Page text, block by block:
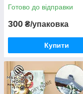
Готово до відправки
300 ₴/упаковка
Купити